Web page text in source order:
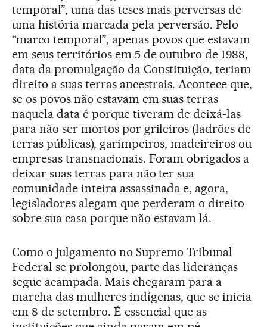
temporal”, uma das teses mais perversas de
uma história marcada pela perversão. Pelo
“marco temporal”, apenas povos que estavam
em seus territórios em 5 de outubro de 1988,
data da promulgação da Constituição, teriam
direito a suas terras ancestrais. Acontece que,
se os povos não estavam em suas terras
naquela data é porque tiveram de deixá-las
para não ser mortos por grileiros (ladrões de
terras públicas), garimpeiros, madeireiros ou
empresas transnacionais. Foram obrigados a
deixar suas terras para não ter sua
comunidade inteira assassinada e, agora,
legisladores alegam que perderam o direito
sobre sua casa porque não estavam lá.
Como o julgamento no Supremo Tribunal
Federal se prolongou, parte das lideranças
segue acampada. Mais chegaram para a
marcha das mulheres indígenas, que se inicia
em 8 de setembro. É essencial que as